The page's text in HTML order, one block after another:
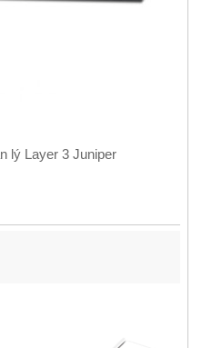
lý Layer 3 Juniper